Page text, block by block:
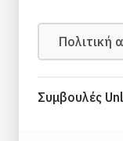
Ολυμπία:Η
Πολιτική
Συμβουλές